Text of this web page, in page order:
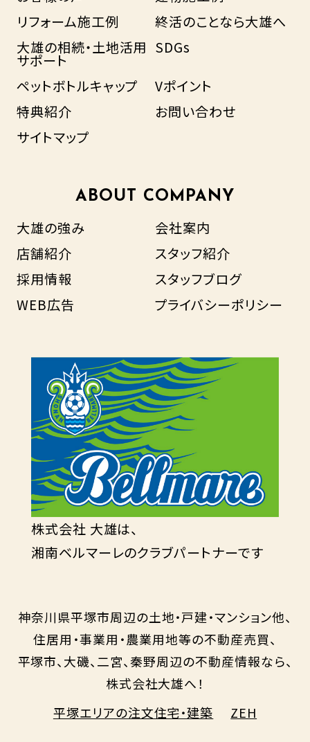
リフォーム施工例
終活のことなら大雄へ
大雄の相続・土地活用
サポート
SDGs
ペットボトルキャップ
Vポイント
特典紹介
お問い合わせ
サイトマップ
ABOUT COMPANY
大雄の強み
会社案内
店舗紹介
スタッフ紹介
採用情報
スタッフブログ
WEB広告
プライバシーポリシー
株式会社 大雄は、
湘南ベルマーレのクラブパートナーです
神奈川県平塚市周辺の土地・戸建・マンション他、
住居用・事業用・農業用地等の不動産売買、
平塚市、大磯、二宮、秦野周辺の不動産情報なら、
株式会社大雄へ！
平塚エリアの注文住宅・建築
ZEH